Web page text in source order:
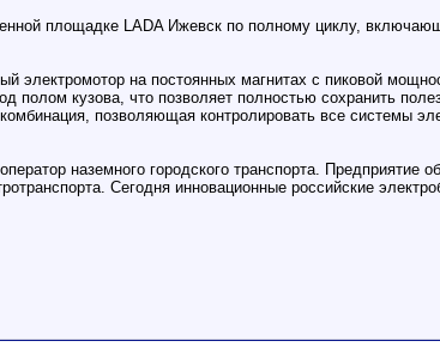
площадке LADA Ижевск по полному циклу,
электромотор на постоянных магнитах с пиковой
полом кузова, что позволяет полностью сохранить
позволяющая контролировать все системы
наземного городского транспорта. Предприятие
Сегодня инновационные российские